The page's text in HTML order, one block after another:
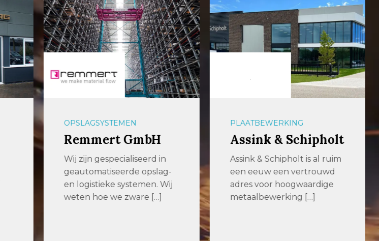
OPSLAGSYSTEMEN
Remmert GmbH
Wij zijn gespecialiseerd in
geautomatiseerde opslag-
en logistieke systemen. Wij
weten hoe we zware […]
PLAATBEWERKING
Assink & Schipholt
Assink & Schipholt is al ruim
een eeuw een vertrouwd
adres voor hoogwaardige
metaalbewerking […]